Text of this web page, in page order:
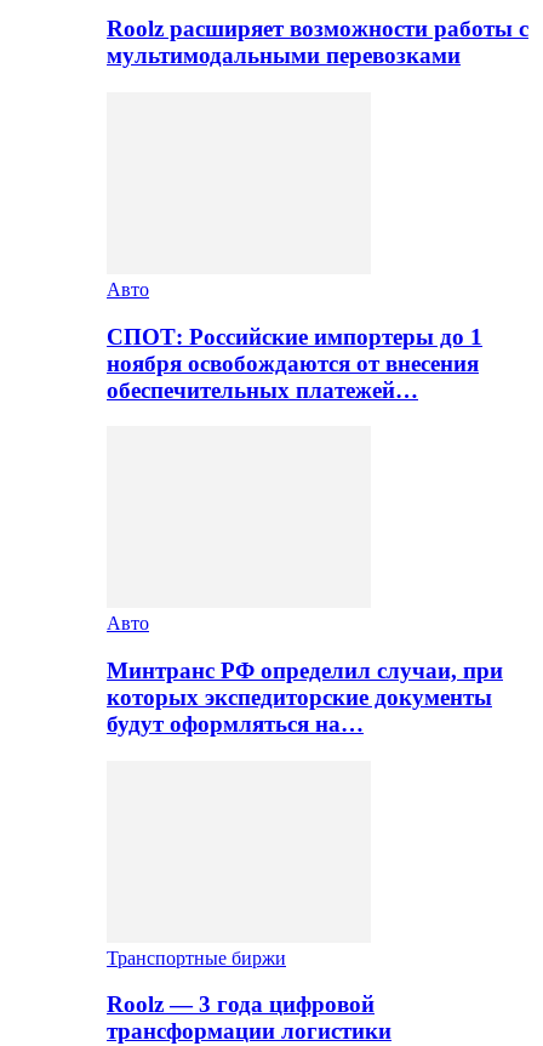
Roolz расширяет возможности работы с
мультимодальными перевозками
Авто
СПОТ: Российские импортеры до 1
ноября освобождаются от внесения
обеспечительных платежей…
Авто
Минтранс РФ определил случаи, при
которых экспедиторские документы
будут оформляться на…
Транспортные биржи
Roolz — 3 года цифровой
трансформации логистики